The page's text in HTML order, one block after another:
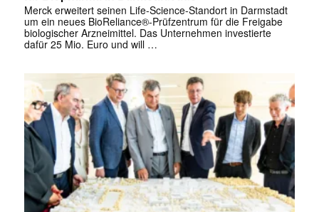
Merck erweitert seinen Life-Science-Standort in Darmstadt
um ein neues BioReliance®-Prüfzentrum für die Freigabe
biologischer Arzneimittel. Das Unternehmen investierte
dafür 25 Mio. Euro und will …